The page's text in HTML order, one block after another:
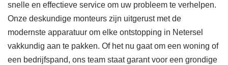
snelle en effectieve service om uw probleem te verhelpen.
Onze deskundige monteurs zijn uitgerust met de
modernste apparatuur om elke ontstopping in Netersel
vakkundig aan te pakken. Of het nu gaat om een woning of
een bedrijfspand, ons team staat garant voor een grondige